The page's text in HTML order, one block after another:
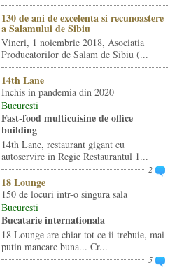
130 de ani de excelenta si recunoastere
a Salamului de Sibiu
Vineri, 1 noiembrie 2018, Asociatia
Producatorilor de Salam de Sibiu (...
14th Lane
Inchis in pandemia din 2020
Bucuresti
Fast-food multicuisine de office
building
14th Lane, restaurant gigant cu
autoservire in Regie Restaurantul 1...
2
18 Lounge
150 de locuri intr-o singura sala
Bucuresti
Bucatarie internationala
18 Lounge are chiar tot ce ii trebuie, mai
putin mancare buna... Cr...
5